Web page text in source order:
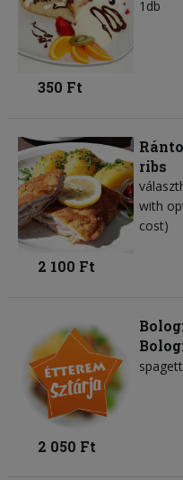
1db
350 Ft
ribs
with
cost)
2 100 Ft
2 050 Ft